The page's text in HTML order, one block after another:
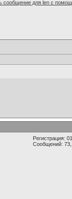
Регистрация:
Сообщений: